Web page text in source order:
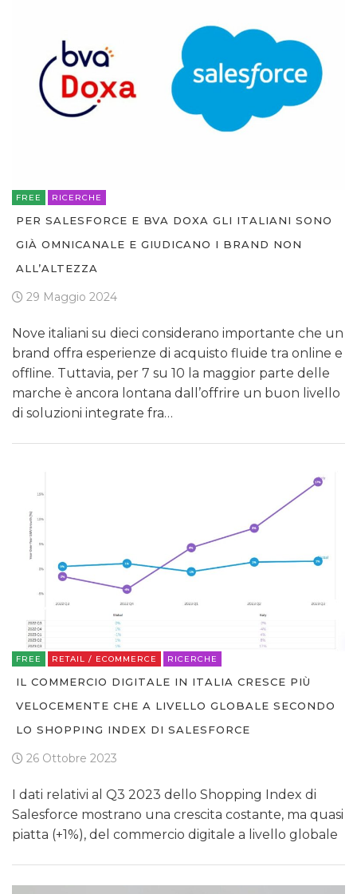
FREE RICERCHE
PER SALESFORCE E BVA DOXA GLI ITALIANI SONO
GIÀ OMNICANALE E GIUDICANO I BRAND NON
ALL’ALTEZZA
29 Maggio 2024
Nove italiani su dieci considerano importante che un
brand offra esperienze di acquisto fluide tra online e
offline. Tuttavia, per 7 su 10 la maggior parte delle
marche è ancora lontana dall’offrire un buon livello
di soluzioni integrate fra…
FREE RETAIL / ECOMMERCE RICERCHE
IL COMMERCIO DIGITALE IN ITALIA CRESCE PIÙ
VELOCEMENTE CHE A LIVELLO GLOBALE SECONDO
LO SHOPPING INDEX DI SALESFORCE
26 Ottobre 2023
I dati relativi al Q3 2023 dello Shopping Index di
Salesforce mostrano una crescita costante, ma quasi
piatta (+1%), del commercio digitale a livello globale